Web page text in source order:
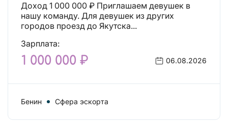
Доход 1 000 000 ₽ Приглашаем девушек в
нашу команду. Для девушек из других
городов проезд до Якутска...
Зарплата:
1 000 000 ₽ 06.08.2026
Бенин Сфера эскорта